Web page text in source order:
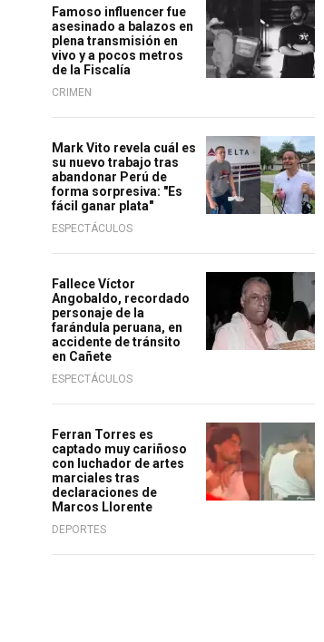
Famoso influencer fue
asesinado a balazos en
plena transmisión en
vivo y a pocos metros
de la Fiscalía
CRIMEN
Mark Vito revela cuál es
su nuevo trabajo tras
abandonar Perú de
forma sorpresiva: "Es
fácil ganar plata"
ESPECTÁCULOS
Fallece Víctor
Angobaldo, recordado
personaje de la
farándula peruana, en
accidente de tránsito
en Cañete
ESPECTÁCULOS
Ferran Torres es
captado muy cariñoso
con luchador de artes
marciales tras
declaraciones de
Marcos Llorente
DEPORTES